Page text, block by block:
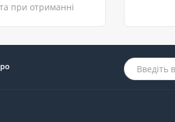
при отриманні